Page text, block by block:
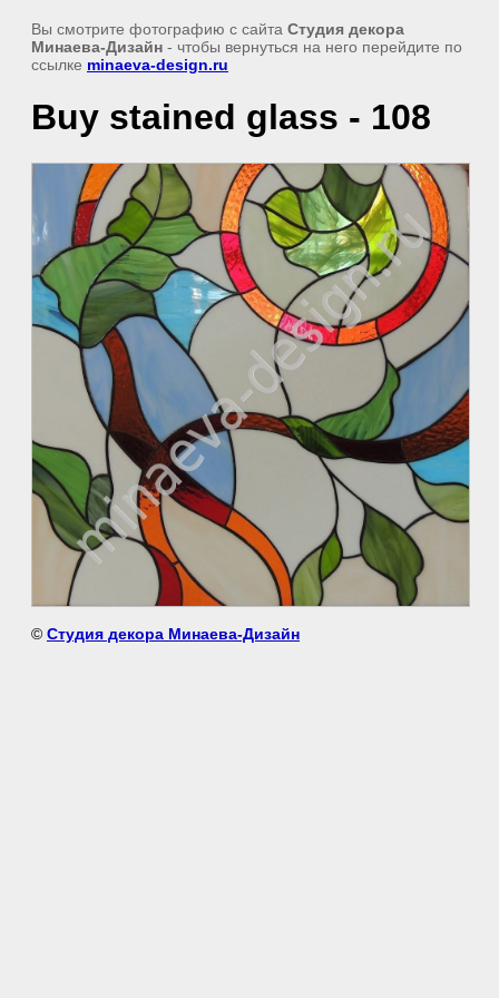
Вы смотрите фотографию с сайта Студия декора
Минаева-Дизайн - чтобы вернуться на него перейдите по
ссылке minaeva-design.ru
Buy stained glass - 108
© Студия декора Минаева-Дизайн